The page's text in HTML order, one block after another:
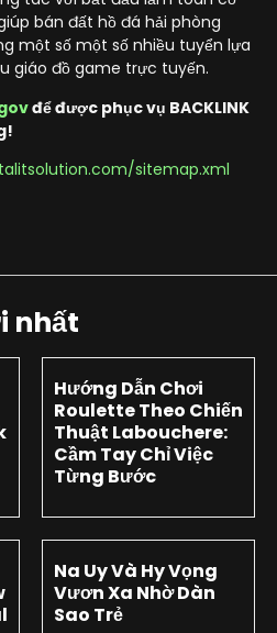
bán đất hồ đá hải phòng
một số một số nhiều tuyển lựa
giáo đồ game trực tuyến.
để được phục vụ BACKLINK
sitemap.xml
nhất
Hướng Dẫn Chơi
Roulette Theo Chiến
Thuật Labouchere:
Cầm Tay Chỉ Việc
Từng Bước
Na Uy Và Hy Vọng
Vươn Xa Nhờ Dàn
Sao Trẻ